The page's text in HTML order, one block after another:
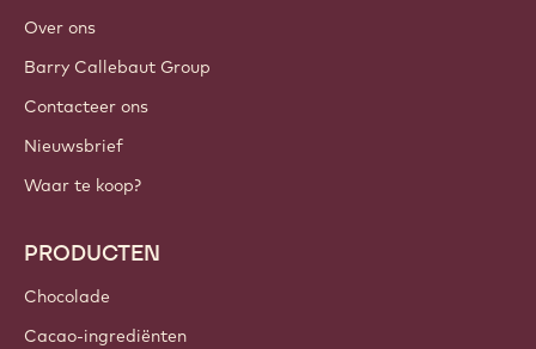
Over ons
Barry Callebaut Group
Contacteer ons
Nieuwsbrief
Waar te koop?
PRODUCTEN
Chocolade
Cacao-ingrediënten